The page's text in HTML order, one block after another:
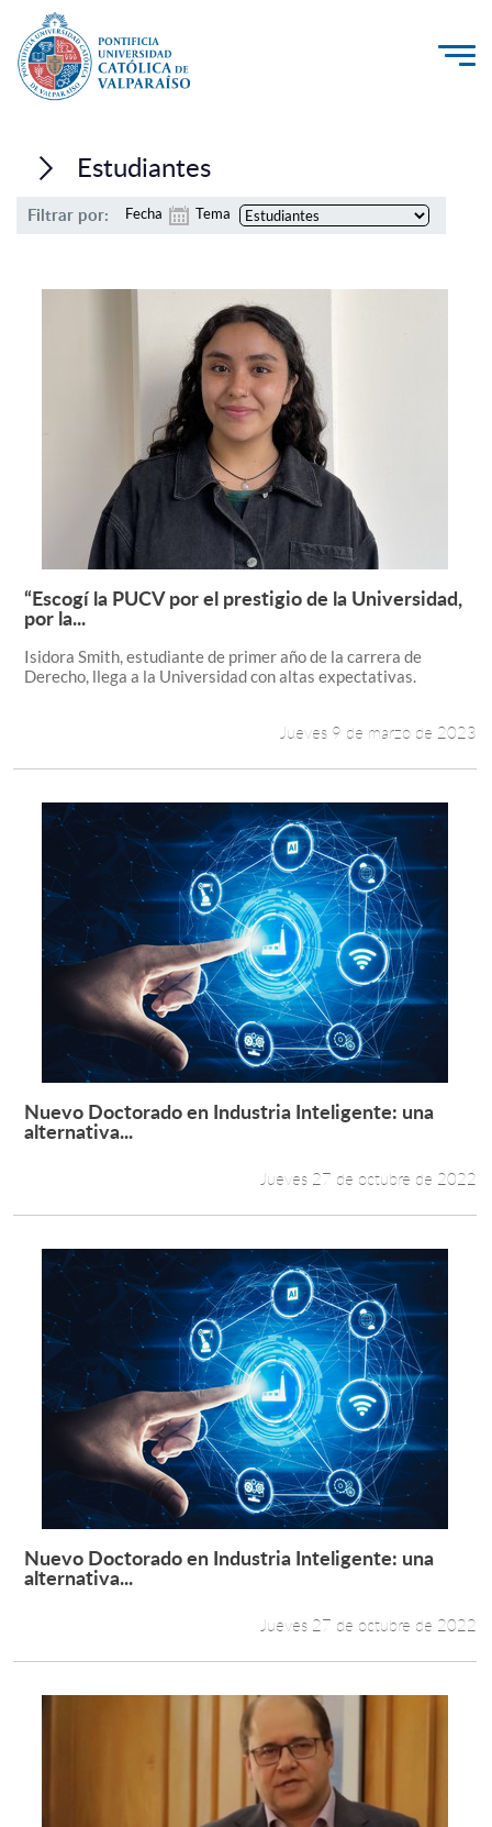
Investigación, Creación e Innovación
PUCV Internacional
Formación Continua
Estudiantes
Académicos
Funcionarios
Alumni
English
Estudiantes
Filtrar por: Fecha Tema
Leer más +
“Escogí la PUCV por el prestigio de la Universidad,
por la...
Isidora Smith, estudiante de primer año de la carrera de
Derecho, llega a la Universidad con altas expectativas.
Jueves 9 de marzo de 2023
Leer más +
Nuevo Doctorado en Industria Inteligente: una
alternativa...
Jueves 27 de octubre de 2022
Leer más +
Nuevo Doctorado en Industria Inteligente: una
alternativa...
Jueves 27 de octubre de 2022